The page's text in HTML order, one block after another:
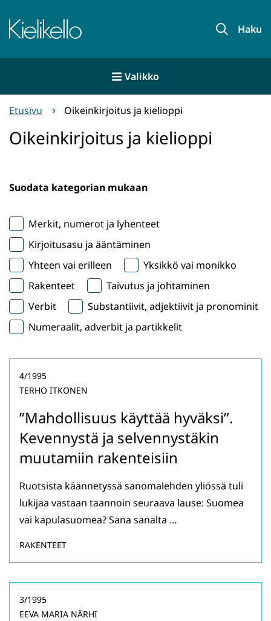
sisältöön
Etusivu Haku
Valikko
Etusivu Oikeinkirjoitus ja kielioppi
Oikeinkirjoitus ja kielioppi
Suodata kategorian mukaan
Merkit, numerot ja lyhenteet
Kirjoitusasu ja ääntäminen
Yhteen vai erilleen
Yksikkö vai monikko
Rakenteet
Taivutus ja johtaminen
Verbit
Substantiivit, adjektiivit ja pronominit
Numeraalit, adverbit ja partikkelit
”Mahdollisuus käyttää hyväksi”.
Kevennystä ja selvennystäkin
muutamiin rakenteisiin
4/1995
TERHO ITKONEN
Ruotsista käännetyssä sanomalehden yliössä tuli
lukijaa vastaan taannoin seuraava lause: Suomea
vai kapulasuomea? Sana sanalta …
RAKENTEET
3/1995
EEVA MARIA NÄRHI